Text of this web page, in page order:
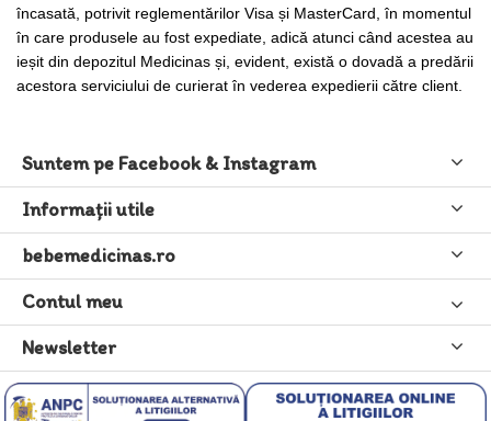
încasată, potrivit reglementărilor Visa și MasterCard, în momentul
în care produsele au fost expediate, adică atunci când acestea au
ieșit din depozitul Medicinas și, evident, există o dovadă a predării
acestora serviciului de curierat în vederea expedierii către client.
Suntem pe Facebook & Instagram
Informaţii utile
bebemedicinas.ro
Contul meu
Newsletter